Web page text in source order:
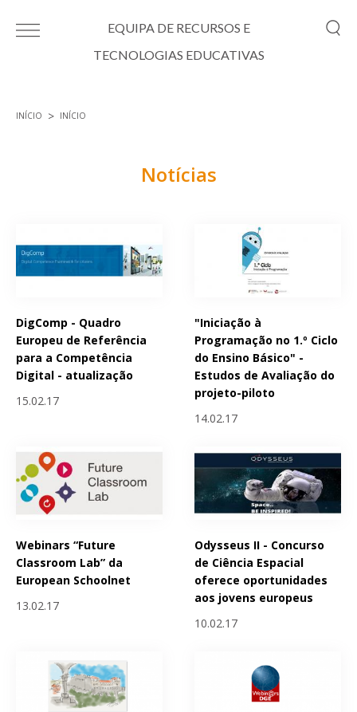
EQUIPA DE RECURSOS E
TECNOLOGIAS EDUCATIVAS
INÍCIO INÍCIO
Notícias
DigComp - Quadro
Europeu de Referência
para a Competência
Digital - atualização
15.02.17
"Iniciação à
Programação no 1.º Ciclo
do Ensino Básico" -
Estudos de Avaliação do
projeto-piloto
14.02.17
Webinars “Future
Classroom Lab” da
European Schoolnet
13.02.17
Odysseus II - Concurso
de Ciência Espacial
oferece oportunidades
aos jovens europeus
10.02.17
Páginas